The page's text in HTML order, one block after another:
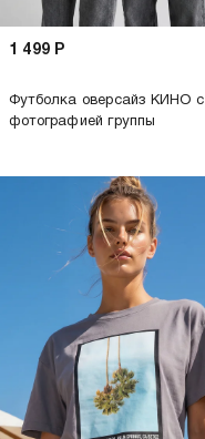
1 499 Р
Футболка оверсайз КИНО с
фотографией группы